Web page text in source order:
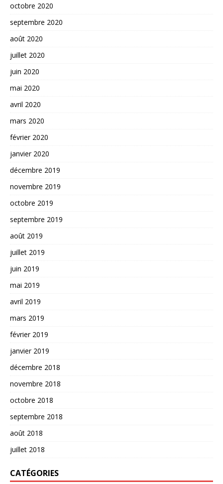
octobre 2020
septembre 2020
août 2020
juillet 2020
juin 2020
mai 2020
avril 2020
mars 2020
février 2020
janvier 2020
décembre 2019
novembre 2019
octobre 2019
septembre 2019
août 2019
juillet 2019
juin 2019
mai 2019
avril 2019
mars 2019
février 2019
janvier 2019
décembre 2018
novembre 2018
octobre 2018
septembre 2018
août 2018
juillet 2018
CATÉGORIES